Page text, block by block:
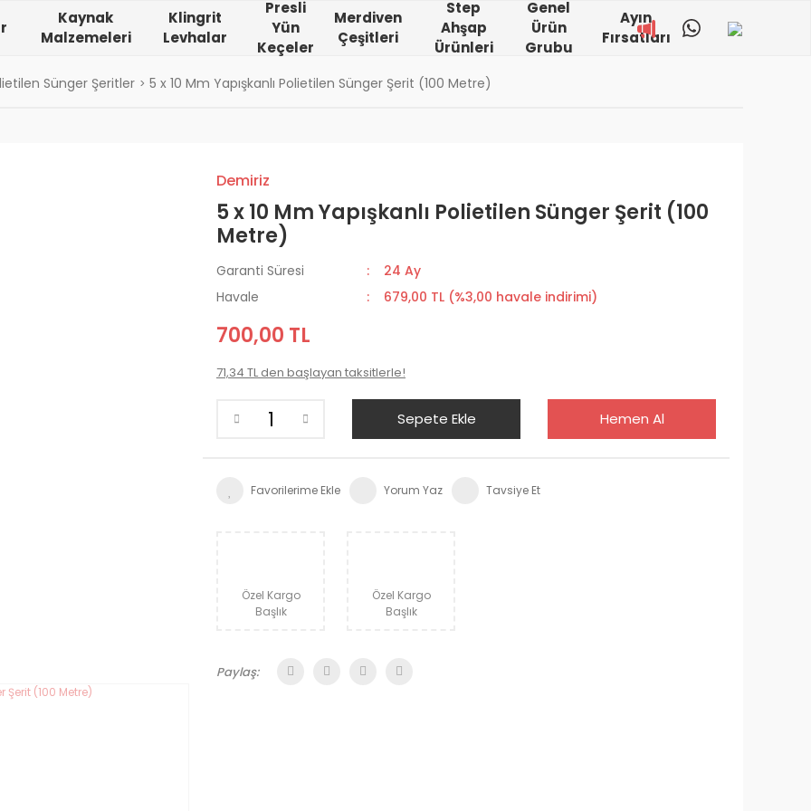
Kaynak
Malzemeleri
Klingrit
Levhalar
Presli
Yün
Keçeler
Merdiven
Çeşitleri
Step
Ahşap
Ürünleri
Genel
Ürün
Grubu
Ayın
Fırsatları
Sünger Şeritler 5 x 10 Mm Yapışkanlı Polietilen Sünger Şerit (100 Metre)
Demiriz
5 x 10 Mm Yapışkanlı Polietilen Sünger Şerit (100
Metre)
Garanti Süresi
24 Ay
Havale
679,00 TL (%3,00 havale indirimi)
700,00 TL
71,34 TL den başlayan taksitlerle!
Sepete Ekle Hemen Al
Yorum Yaz Tavsiye Et
Özel Kargo
Başlık
Özel Kargo
Başlık
Paylaş: